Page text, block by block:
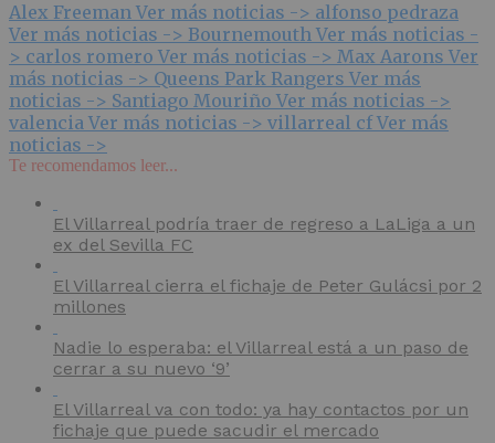
Alex Freeman Ver más noticias -> alfonso pedraza
Ver más noticias -> Bournemouth Ver más noticias -
> carlos romero Ver más noticias -> Max Aarons Ver
más noticias -> Queens Park Rangers Ver más
noticias -> Santiago Mouriño Ver más noticias ->
valencia Ver más noticias -> villarreal cfVer más
noticias ->
Te recomendamos leer...
El Villarreal podría traer de regreso a LaLiga a un
ex del Sevilla FC
El Villarreal cierra el fichaje de Peter Gulácsi por 2
millones
Nadie lo esperaba: el Villarreal está a un paso de
cerrar a su nuevo ‘9’
El Villarreal va con todo: ya hay contactos por un
fichaje que puede sacudir el mercado